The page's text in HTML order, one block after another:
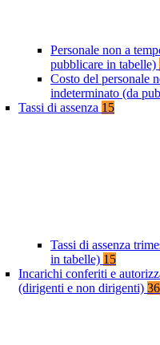
Personale non a
pubblicare in tabelle)
Costo del personale
indeterminato (da
Tassi di assenza 15
Tassi di assenza
in tabelle) 15
Incarichi conferiti e
(dirigenti e non dirigenti) 36